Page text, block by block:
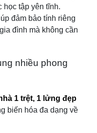
học tập yên tĩnh.
đảm bảo tính riêng
đình mà không cần
nhiều phong
1 trệt, 1 lửng đẹp
biến hóa đa dạng về